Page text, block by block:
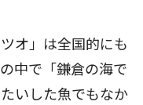
オ」は全国的にも
中で「鎌倉の海で
いした魚でもなか